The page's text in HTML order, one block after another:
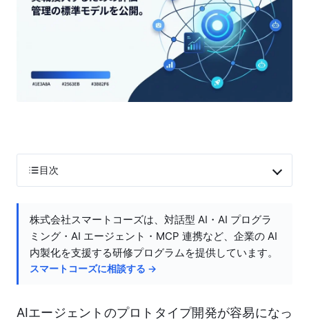
目次
株式会社スマートコーズは、対話型 AI・AI プログラ
ミング・AI エージェント・MCP 連携など、企業の AI
内製化を支援する研修プログラムを提供しています。
スマートコーズに相談する →
AIエージェントのプロトタイプ開発が容易になっ